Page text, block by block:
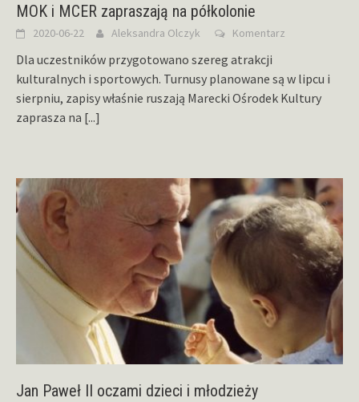
MOK i MCER zapraszają na półkolonie
2020-06-22 Aleksandra Olczyk Komentarz
Dla uczestników przygotowano szereg atrakcji
kulturalnych i sportowych. Turnusy planowane są w lipcu i
sierpniu, zapisy właśnie ruszają Marecki Ośrodek Kultury
zaprasza na [...]
Jan Paweł II oczami dzieci i młodzieży